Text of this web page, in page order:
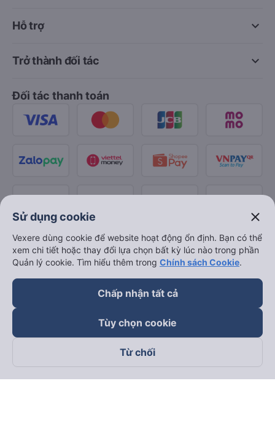
keyboard_arrow_down
Hỗ trợ
keyboard_arrow_down
Trở thành đối tác
Đối tác thanh toán
Theo dõi chúng tôi trên
Sử dụng cookie close
Vexere dùng cookie để website hoạt động ổn định. Bạn có thể
xem chi tiết hoặc thay đổi lựa chọn bất kỳ lúc nào trong phần
Quản lý cookie. Tìm hiểu thêm trong Chính sách Cookie.
Chấp nhận tất cả
Tùy chọn cookie
Từ chối